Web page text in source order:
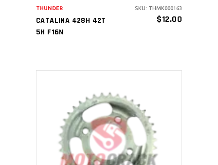
CATALINA 428H 42T
5H F16N
$12.00
THUNDER SKU: THMK000163
AÑADIR AL CARRITO